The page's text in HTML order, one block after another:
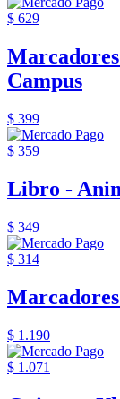
$ 629
Campus
$ 399
$ 359
Libro -
$ 349
$ 314
$ 1.190
$ 1.071